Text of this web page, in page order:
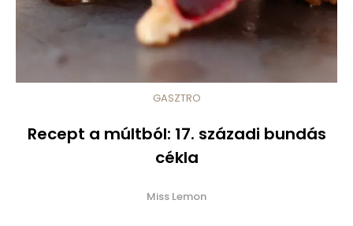
GASZTRO
Recept a múltból: 17. századi bundás
cékla
Miss Lemon